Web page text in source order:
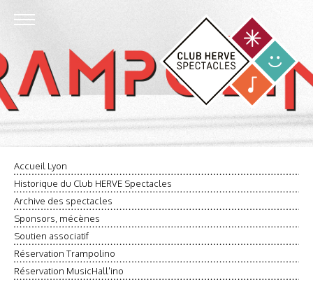
Accueil Lyon
Historique du Club HERVE Spectacles
Archive des spectacles
Sponsors, mécènes
Soutien associatif
Réservation Trampolino
Réservation MusicHall'ino